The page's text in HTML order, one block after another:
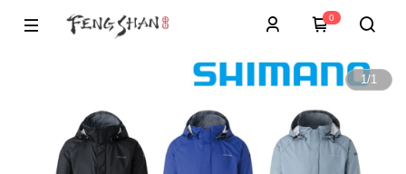
0
1/1